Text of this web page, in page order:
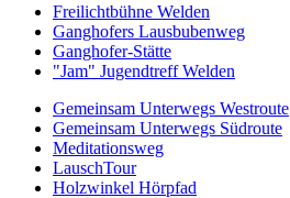
Freilicht­bühne Welden
Ganghofers Lausbubenweg
Ganghofer-Stätte
"Jam" Jugendtreff Welden
Gemeinsam Unterwegs Westroute
Gemeinsam Unterwegs Südroute
Meditationsweg
LauschTour
Holzwinkel Hörpfad